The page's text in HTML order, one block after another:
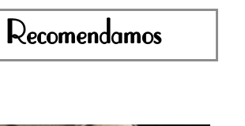
Recomendamos